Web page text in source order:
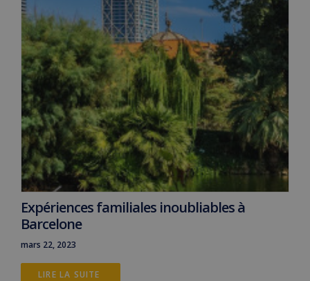
Expériences familiales inoubliables à
Barcelone
mars 22, 2023
LIRE LA SUITE